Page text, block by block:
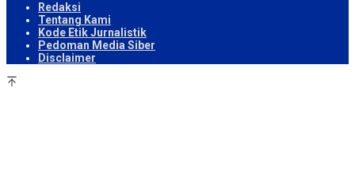
Redaksi
Tentang Kami
Kode Etik Jurnalistik
Pedoman Media Siber
Disclaimer